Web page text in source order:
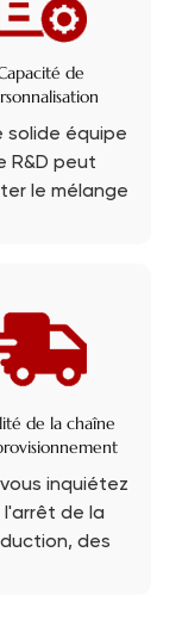
de
solide équipe
R&D peut
le mélange
votre
unique avec
PRB.
de la chaîne
inquiétez
l'arrêt de la
des